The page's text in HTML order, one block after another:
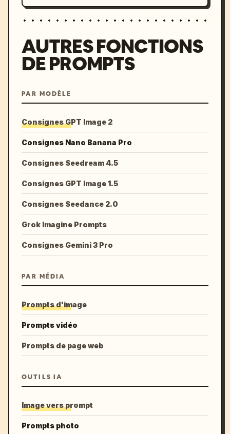
AUTRES FONCTIONS
DE PROMPTS
PAR MODÈLE
Consignes GPT Image 2
Consignes Nano Banana Pro
Consignes Seedream 4.5
Consignes GPT Image 1.5
Consignes Seedance 2.0
Grok Imagine Prompts
Consignes Gemini 3 Pro
PAR MÉDIA
Prompts d'image
Prompts vidéo
Prompts de page web
OUTILS IA
Image vers prompt
Prompts photo